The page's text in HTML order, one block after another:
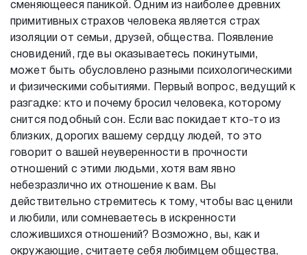
сменяющееся паникой. Одним из наиболее древних
примитивных страхов человека является страх
изоляции от семьи, друзей, общества. Появление
сновидений, где вы оказываетесь покинутыми,
может быть обусловлено разными психологическими
и физическими событиями. Первый вопрос, ведущий к
разгадке: кто и почему бросил человека, которому
снится подобный сон. Если вас покидает кто-то из
близких, дорогих вашему сердцу людей, то это
говорит о вашей неуверенности в прочности
отношений с этими людьми, хотя вам явно
небезразлично их отношение к вам. Вы
действительно стремитесь к тому, чтобы вас ценили
и любили, или сомневаетесь в искренности
сложившихся отношений? Возможно, вы, как и
окружающие, считаете себя любимцем общества,